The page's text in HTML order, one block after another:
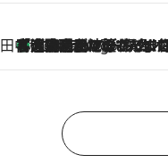
田中稲の勝手に再ブーム
6 Hours Ago
「湘南乃風に憧れて」観客大盛上がりの“タオル回し”に、ラッパー顔負けの高速歌唱まで…さだまさし（74）のアグレッシブすぎる現在地